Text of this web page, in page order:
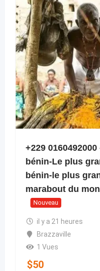
+229
bénin-Le plus
bénin-le plus
marabout du
Nouveau
il y a 21 heures
Brazzaville
1 Vues
$50